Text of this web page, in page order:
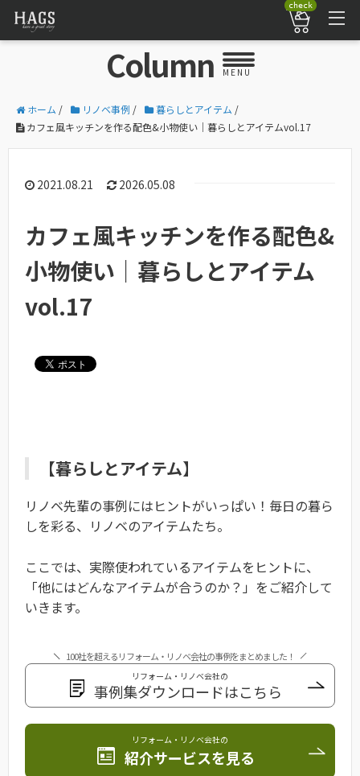
check
Column MENU
ホーム / リノベ事例 / 暮らしとアイテム /
カフェ風キッチンを作る配色&小物使い｜暮らしとアイテムvol.17
2021.08.21 2026.05.08
カフェ風キッチンを作る配色&
小物使い｜暮らしとアイテム
vol.17
【暮らしとアイテム】
リノベ先輩の事例にはヒントがいっぱい！毎日の暮ら
しを彩る、リノベのアイテムたち。
ここでは、実際使われているアイテムをヒントに、
「他にはどんなアイテムが合うのか？」をご紹介して
いきます。
100社を超えるリフォーム・リノベ会社の事例をまとめました！
リフォーム・リノベ会社の
事例集ダウンロードはこちら
リフォーム・リノベ会社の
紹介サービスを見る